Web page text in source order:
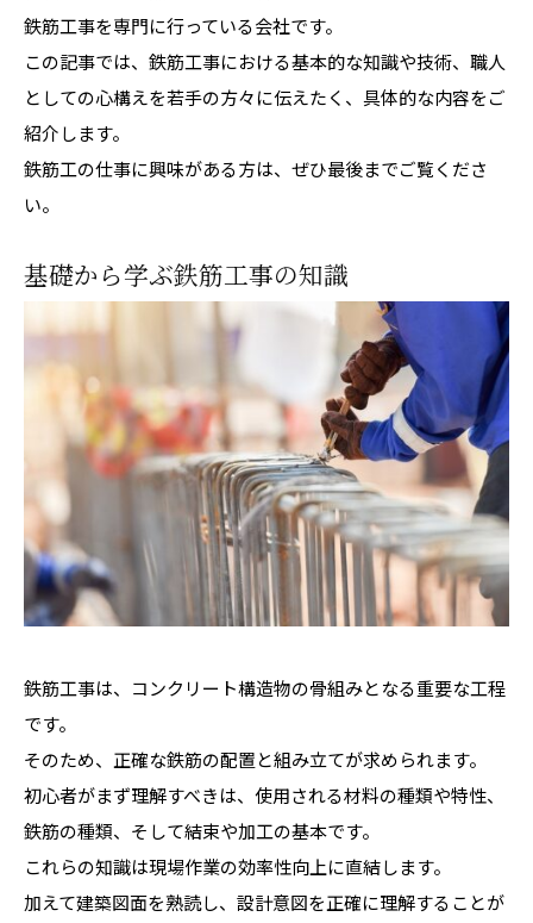
鉄筋工事を専門に行っている会社です。
この記事では、鉄筋工事における基本的な知識や技術、職人
としての心構えを若手の方々に伝えたく、具体的な内容をご
紹介します。
鉄筋工の仕事に興味がある方は、ぜひ最後までご覧くださ
い。
基礎から学ぶ鉄筋工事の知識
鉄筋工事は、コンクリート構造物の骨組みとなる重要な工程
です。
そのため、正確な鉄筋の配置と組み立てが求められます。
初心者がまず理解すべきは、使用される材料の種類や特性、
鉄筋の種類、そして結束や加工の基本です。
これらの知識は現場作業の効率性向上に直結します。
加えて建築図面を熟読し、設計意図を正確に理解することが